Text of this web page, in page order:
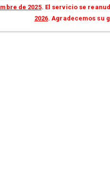
de 2025. El servicio se
2026. Agradecemos su